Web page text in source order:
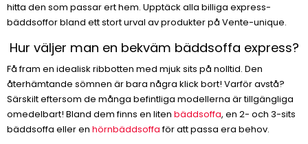
hitta den som passar ert hem. Upptäck alla billiga express-
bäddsoffor bland ett stort urval av produkter på Vente-unique.
Hur väljer man en bekväm bäddsoffa express?
Få fram en idealisk ribbotten med mjuk sits på nolltid. Den
återhämtande sömnen är bara några klick bort! Varför avstå?
Särskilt eftersom de många befintliga modellerna är tillgängliga
omedelbart! Bland dem finns en liten bäddsoffa, en 2- och 3-sits
bäddsoffa eller en hörnbäddsoffaför att passa era behov.